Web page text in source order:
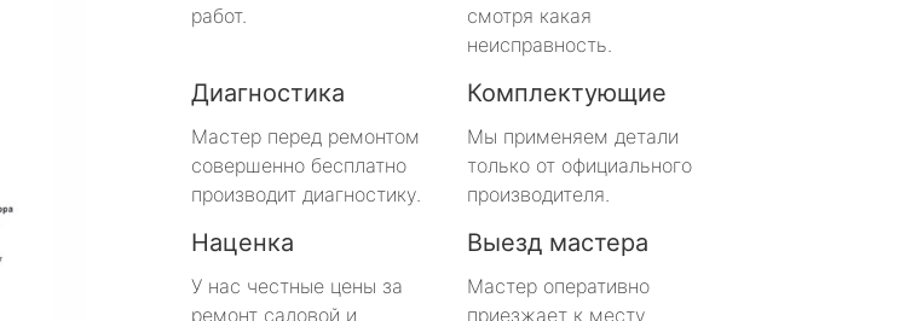
работ.
смотря какая
неисправность.
Диагностика
Мастер перед ремонтом
совершенно бесплатно
производит диагностику.
Комплектующие
Мы применяем детали
только от официального
производителя.
Наценка
У нас честные цены за
ремонт садовой и
Выезд мастера
Мастер оперативно
приезжает к месту